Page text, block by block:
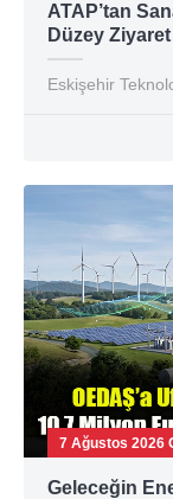
ATAP’tan
Düzey Ziyaret
Eskişehir
7 Ağustos 2026
Geleceğin